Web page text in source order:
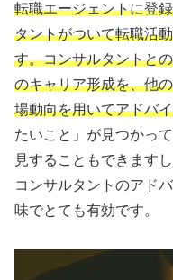
転職エージェントに登
タントがついて転職活
す。コンサルタントと
のキャリア形成を、他
場動向を用いてアドバ
たいこと」が見つかっ
見することもできます
コンサルタントのアド
味でとても有効です。